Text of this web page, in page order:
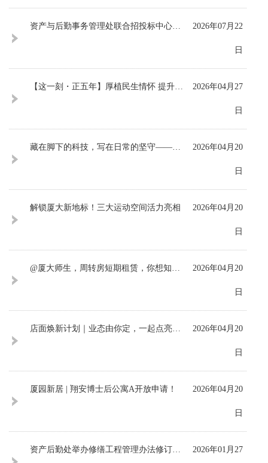
资产与后勤事务管理处联合招投标中心举行树立和践行正确政绩观学习教育专题党课暨警示教育会 2026年07月22
日
【这一刻・正五年】厚植民生情怀 提升治理效能 2026年04月27
日
藏在脚下的科技，写在日常的坚守——绿色厦园的双重守护有多实？ 2026年04月20
日
解锁厦大新地标！三大运动空间活力亮相 2026年04月20
日
@厦大师生，周转房短期租赁，你想知道的都在这！ 2026年04月20
日
店面焕新计划｜业态由你定，一起点亮厦园烟火气！ 2026年04月20
日
厦园新居 | 翔安博士后公寓A开放申请！ 2026年04月20
日
资产后勤处举办修缮工程管理办法修订解读宣讲会 2026年01月27